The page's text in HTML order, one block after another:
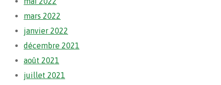
mars 2022
janvier 2022
décembre 2021
août 2021
juillet 2021